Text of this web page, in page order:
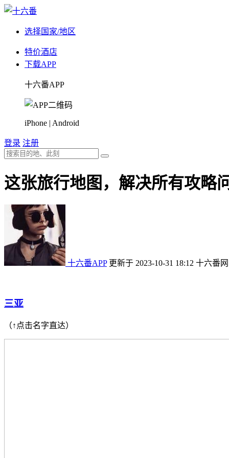
选择国家/地区
特价酒店
下载APP
十六番APP
iPhone | Android
登录 注册
这张旅行地图，解决所有攻略
十六番APP 更新于 2023-10-31 18:12 十六番
三亚
（↑点击名字直达）